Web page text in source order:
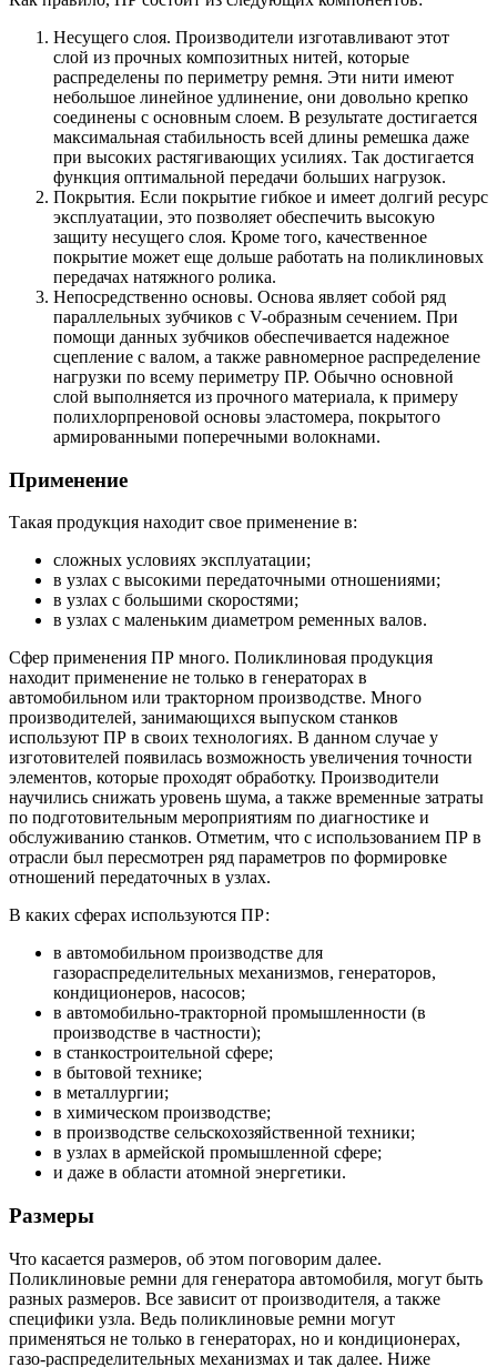
Несущего слоя. Производители изготавливают этот
слой из прочных композитных нитей, которые
распределены по периметру ремня. Эти нити имеют
небольшое линейное удлинение, они довольно крепко
соединены с основным слоем. В результате достигается
максимальная стабильность всей длины ремешка даже
при высоких растягивающих усилиях. Так достигается
функция оптимальной передачи больших нагрузок.
Покрытия. Если покрытие гибкое и имеет долгий ресурс
эксплуатации, это позволяет обеспечить высокую
защиту несущего слоя. Кроме того, качественное
покрытие может еще дольше работать на поликлиновых
передачах натяжного ролика.
Непосредственно основы. Основа являет собой ряд
параллельных зубчиков с V-образным сечением. При
помощи данных зубчиков обеспечивается надежное
сцепление с валом, а также равномерное распределение
нагрузки по всему периметру ПР. Обычно основной
слой выполняется из прочного материала, к примеру
полихлорпреновой основы эластомера, покрытого
армированными поперечными волокнами.
Применение
Такая продукция находит свое применение в:
сложных условиях эксплуатации;
в узлах с высокими передаточными отношениями;
в узлах с большими скоростями;
в узлах с маленьким диаметром ременных валов.
Сфер применения ПР много. Поликлиновая продукция
находит применение не только в генераторах в
автомобильном или тракторном производстве. Много
производителей, занимающихся выпуском станков
используют ПР в своих технологиях. В данном случае у
изготовителей появилась возможность увеличения точности
элементов, которые проходят обработку. Производители
научились снижать уровень шума, а также временные затраты
по подготовительным мероприятиям по диагностике и
обслуживанию станков. Отметим, что с использованием ПР в
отрасли был пересмотрен ряд параметров по формировке
отношений передаточных в узлах.
В каких сферах используются ПР:
в автомобильном производстве для
газораспределительных механизмов, генераторов,
кондиционеров, насосов;
в автомобильно-тракторной промышленности (в
производстве в частности);
в станкостроительной сфере;
в бытовой технике;
в металлургии;
в химическом производстве;
в производстве сельскохозяйственной техники;
в узлах в армейской промышленной сфере;
и даже в области атомной энергетики.
Размеры
Что касается размеров, об этом поговорим далее.
Поликлиновые ремни для генератора автомобиля, могут быть
разных размеров. Все зависит от производителя, а также
специфики узла. Ведь поликлиновые ремни могут
применяться не только в генераторах, но и кондиционерах,
газо-распределительных механизмах и так далее. Ниже